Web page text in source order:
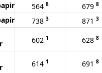
564 8 679 8
738 3 871 3
602 1 628 8
614 1 691 8